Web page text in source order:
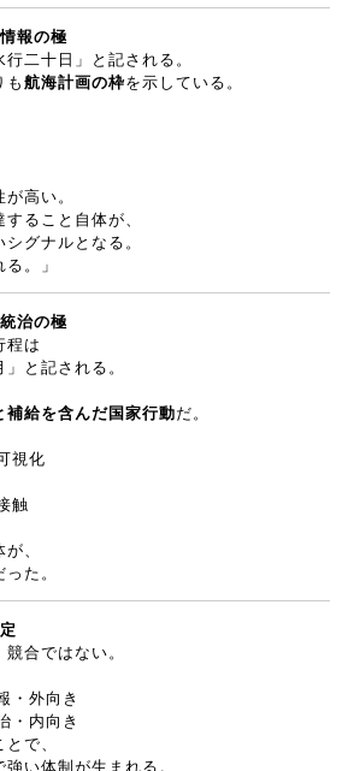
報の極
二十日」と記される。
も 航海計画の枠を示している。
高い。
ること自体が、
グナルとなる。
。」
治の極
程は
」と記される。
補給を含んだ国家行動だ。
視化
触
、
た。
合ではない。
・外向き
・内向き
で、
い体制が生まれる。